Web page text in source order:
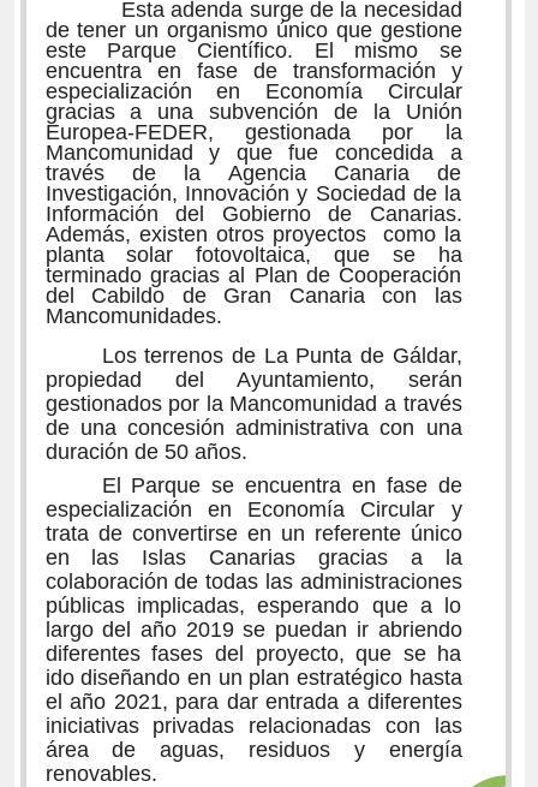
Esta adenda surge de la necesidad
de tener un organismo único que gestione
este Parque Científico. El mismo se
encuentra en fase de transformación y
especialización en Economía Circular
gracias a una subvención de la Unión
Europea-FEDER, gestionada por la
Mancomunidad y que fue concedida a
través de la Agencia Canaria de
Investigación, Innovación y Sociedad de la
Información del Gobierno de Canarias.
Además, existen otros proyectos como la
planta solar fotovoltaica, que se ha
terminado gracias al Plan de Cooperación
del Cabildo de Gran Canaria con las
Mancomunidades.
Los terrenos de La Punta de Gáldar,
propiedad del Ayuntamiento, serán
gestionados por la Mancomunidad a través
de una concesión administrativa con una
duración de 50 años.
El Parque se encuentra en fase de
especialización en Economía Circular y
trata de convertirse en un referente único
en las Islas Canarias gracias a la
colaboración de todas las administraciones
públicas implicadas, esperando que a lo
largo del año 2019 se puedan ir abriendo
diferentes fases del proyecto, que se ha
ido diseñando en un plan estratégico hasta
el año 2021, para dar entrada a diferentes
iniciativas privadas relacionadas con las
área de aguas, residuos y energía
renovables.